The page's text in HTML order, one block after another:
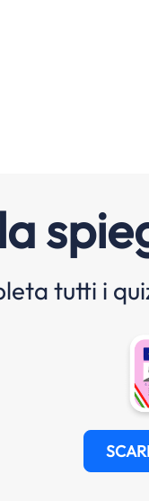
tutti i